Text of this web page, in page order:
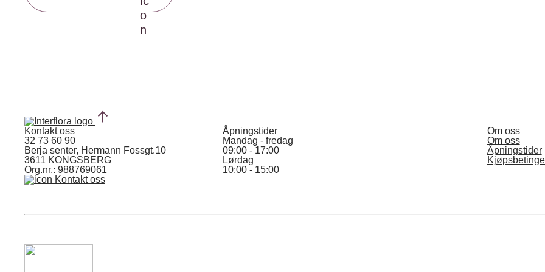
Kontakt oss
32 73 60 90
Berja senter, Hermann Fossgt.10
3611 KONGSBERG
Org.nr.: 988769061
Kontakt oss
Åpningstider
Mandag - fredag
09:00 - 17:00
Lørdag
10:00 - 15:00
Om oss
Om oss
Åpningstider